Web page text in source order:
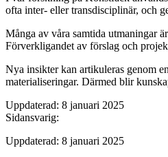
ofta inter- eller transdisciplinär, och
Många av våra samtida utmaningar
Förverkligandet av förslag och
Nya insikter kan artikuleras genom
materialiseringar. Därmed blir
Uppdaterad: 8 januari 2025
Sidansvarig:
Uppdaterad: 8 januari 2025